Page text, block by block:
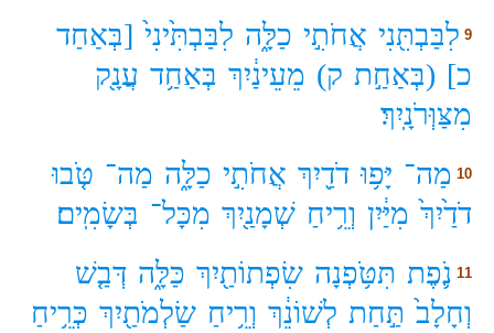
9 לִבַּבְתִּ֖נִי אֲחֹתִ֣י כַלָּ֑ה לִבַּבְתִּ֙ינִי֙ [בְּאַחַד
כ] (בְּאַחַ֣ת ק) מֵעֵינַ֔יִךְ בְּאַחַ֥ד עֲנָ֖ק
מִצַּוְּרֹנָֽיִךְ׃
10 מַה־ יָּפ֥וּ דֹדַ֖יִךְ אֲחֹתִ֣י כַלָּ֑ה מַה־ טֹּ֤בוּ
דֹדַ֙יִךְ֙ מִיַּ֔יִן וְרֵ֥יחַ שְׁמָנַ֖יִךְ מִכָּל־ בְּשָׂמִֽים׃
11 נֹ֛פֶת תִּטֹּ֥פְנָה שִׂפְתוֹתַ֖יִךְ כַּלָּ֑ה דְּבַ֤שׁ
וְחָלָב֙ תַּ֣חַת לְשׁוֹנֵ֔ךְ וְרֵ֥יחַ שַׂלְמֹתַ֖יִךְ כְּרֵ֥יחַ